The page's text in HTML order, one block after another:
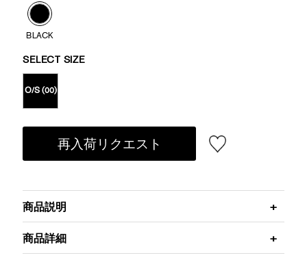
BLACK
SELECT SIZE
O/S (00)
再入荷リクエスト
商品説明
商品詳細